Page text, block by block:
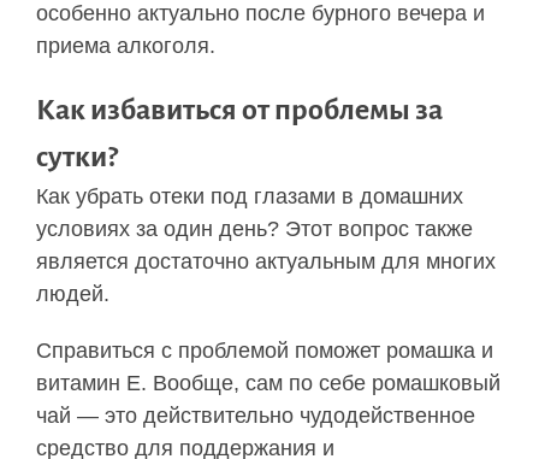
особенно актуально после бурного вечера и
приема алкоголя.
Как избавиться от проблемы за
сутки?
Как убрать отеки под глазами в домашних
условиях за один день? Этот вопрос также
является достаточно актуальным для многих
людей.
Справиться с проблемой поможет ромашка и
витамин Е. Вообще, сам по себе ромашковый
чай — это действительно чудодейственное
средство для поддержания и